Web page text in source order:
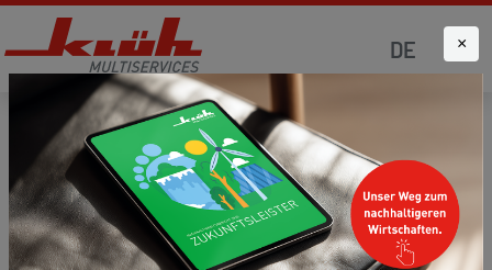
DE
Startseite Aktuelles Klüh4all
×